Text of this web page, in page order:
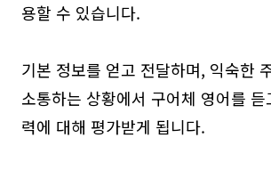
용할 수 있습니다.
기본 정보를 얻고 전달하며, 익숙한
소통하는 상황에서 구어체 영어를
력에 대해 평가받게 됩니다.